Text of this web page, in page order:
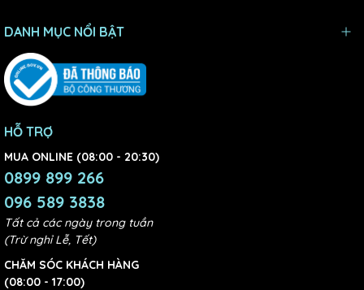
DANH MỤC NỔI BẬT
HỖ TRỢ
MUA ONLINE (08:00 - 20:30)
0899 899 266
096 589 3838
Tất cả các ngày trong tuần
(Trừ nghỉ Lễ, Tết)
CHĂM SÓC KHÁCH HÀNG
(08:00 - 17:00)